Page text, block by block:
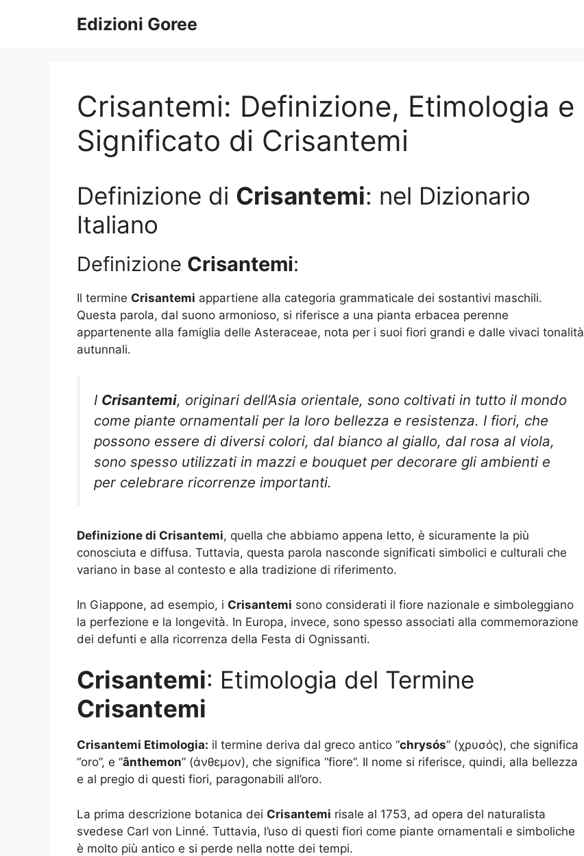
Edizioni Goree
Crisantemi: Definizione, Etimologia e
Significato di Crisantemi
Definizione di Crisantemi: nel Dizionario
Italiano
Definizione Crisantemi:
Il termine Crisantemi appartiene alla categoria grammaticale dei sostantivi maschili.
Questa parola, dal suono armonioso, si riferisce a una pianta erbacea perenne
appartenente alla famiglia delle Asteraceae, nota per i suoi fiori grandi e dalle vivaci tonalità
autunnali.
I Crisantemi, originari dell’Asia orientale, sono coltivati in tutto il mondo
come piante ornamentali per la loro bellezza e resistenza. I fiori, che
possono essere di diversi colori, dal bianco al giallo, dal rosa al viola,
sono spesso utilizzati in mazzi e bouquet per decorare gli ambienti e
per celebrare ricorrenze importanti.
Definizione di Crisantemi, quella che abbiamo appena letto, è sicuramente la più
conosciuta e diffusa. Tuttavia, questa parola nasconde significati simbolici e culturali che
variano in base al contesto e alla tradizione di riferimento.
In Giappone, ad esempio, i Crisantemi sono considerati il fiore nazionale e simboleggiano
la perfezione e la longevità. In Europa, invece, sono spesso associati alla commemorazione
dei defunti e alla ricorrenza della Festa di Ognissanti.
Crisantemi: Etimologia del Termine
Crisantemi
Crisantemi Etimologia: il termine deriva dal greco antico “chrysós” (χρυσός), che significa
“oro”, e “ânthemon” (άνθεμον), che significa “fiore”. Il nome si riferisce, quindi, alla bellezza
e al pregio di questi fiori, paragonabili all’oro.
La prima descrizione botanica dei Crisantemi risale al 1753, ad opera del naturalista
svedese Carl von Linné. Tuttavia, l’uso di questi fiori come piante ornamentali e simboliche
è molto più antico e si perde nella notte dei tempi.